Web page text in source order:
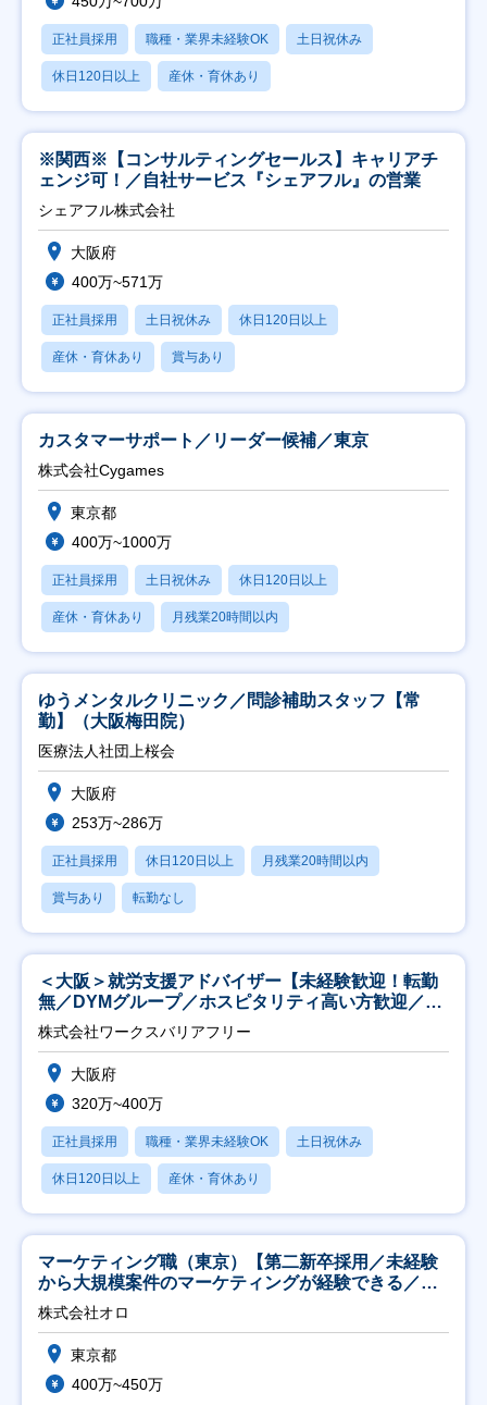
正社員採用 職種・業界未経験OK 土日祝休み
休日120日以上 産休・育休あり
※関西※【コンサルティングセールス】キャリアチ
ェンジ可！／自社サービス『シェアフル』の営業
シェアフル株式会社
大阪府
400万~571万
正社員採用 土日祝休み 休日120日以上
産休・育休あり 賞与あり
カスタマーサポート／リーダー候補／東京
株式会社Cygames
東京都
400万~1000万
正社員採用 土日祝休み 休日120日以上
産休・育休あり 月残業20時間以内
ゆうメンタルクリニック／問診補助スタッフ【常
勤】（大阪梅田院）
医療法人社団上桜会
大阪府
253万~286万
正社員採用 休日120日以上 月残業20時間以内
賞与あり 転勤なし
＜大阪＞就労支援アドバイザー【未経験歓迎！転勤
無／DYMグループ／ホスピタリティ高い方歓迎／土
日祝】
株式会社ワークスバリアフリー
大阪府
320万~400万
正社員採用 職種・業界未経験OK 土日祝休み
休日120日以上 産休・育休あり
マーケティング職（東京）【第二新卒採用／未経験
から大規模案件のマーケティングが経験できる／研
修充実】
株式会社オロ
東京都
400万~450万